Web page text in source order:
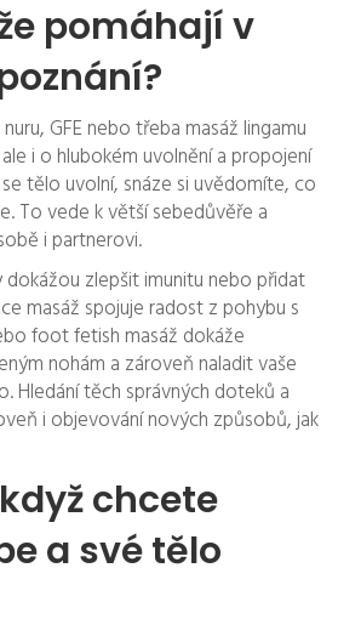
pomáhají v
GFE nebo třeba masáž lingamu
i o hlubokém uvolnění a propojení
tělo uvolní, snáze si uvědomíte, co
To vede k větší sebedůvěře a
i partnerovi.
zlepšit imunitu nebo přidat
masáž spojuje radost z pohybu s
foot fetish masáž dokáže
nohám a zároveň naladit vaše
Hledání těch správných doteků a
i objevování nových způsobů, jak
chcete
a své tělo